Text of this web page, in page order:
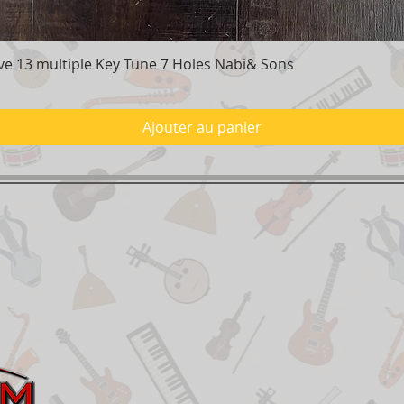
Aperçu rapide
13 multiple Key Tune 7 Holes Nabi& Sons
Ajouter au panier